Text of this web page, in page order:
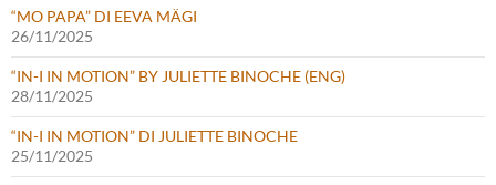
“MO PAPA” DI EEVA MÄGI
26/11/2025
“IN-I IN MOTION” BY JULIETTE BINOCHE (ENG)
28/11/2025
“IN-I IN MOTION” DI JULIETTE BINOCHE
25/11/2025